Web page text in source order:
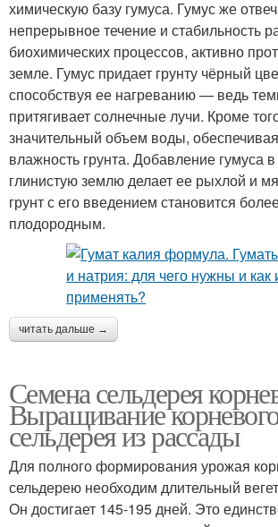
химическую базу гумуса. Гумус же
непрерывное течение и стабильность
биохимических процессов, активно
земле. Гумус придает грунту чёрный
способствуя ее нагреванию — ведь
притягивает солнечные лучи. Кроме
значительный объем воды,
влажность грунта. Добавление гумуса
глинистую землю делает ее рыхлой и
грунт с его введением становится
плодородным.
читать дальше →
Семена сельдерея
Выращивание
сельдерея из рассады
Для полного формирования урожая
сельдерею необходим длительный
Он достигает 145-195 дней. Это